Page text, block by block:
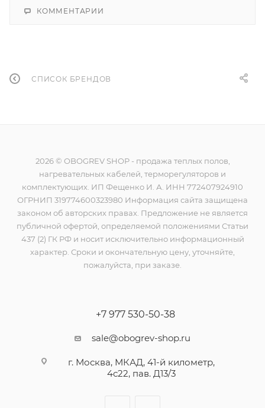
КОММЕНТАРИИ
СПИСОК БРЕНДОВ
2026 © OBOGREV SHOP - продажа теплых полов,
нагревательных кабелей, терморегуляторов и
комплектующих. ИП Фещенко И. А. ИНН 772407924910
ОГРНИП 319774600323980 Информация сайта защищена
законом об авторских правах. Предложение не является
публичной офертой, определяемой положениями Статьи
437 (2) ГК РФ и носит исключительно информационный
характер. Сроки и окончательную цену, уточняйте,
пожалуйста, при заказе.
+7 977 530-50-38
sale@obogrev-shop.ru
г. Москва, МКАД, 41-й километр,
4с22, пав. Д13/3